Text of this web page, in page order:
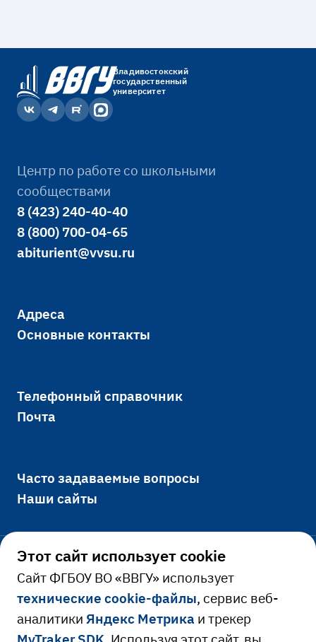
доктор экономических наук,
профессор
Кандидат технических наук,
доцент
Владивостокский
государственный
университет
Центр по работе со школьными
сообществами
8 (423) 240-40-40
8 (800) 700-04-65
abiturient@vvsu.ru
Адреса
Основные контакты
Телефонный справочник
Почта
Часто задаваемые вопросы
Наши сайты
Официально
Сведения об образовательной
организации
Ресурсы и сервисы
Этот сайт использует cookie
Cайт ФГБОУ ВО «ВВГУ» использует
технические cookie-файлы, сервис веб-
аналитикиЯндекс Метрика и трекер